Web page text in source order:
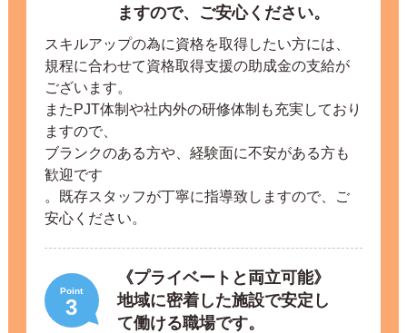
ますので、ご安心ください。
スキルアップの為に資格を取得したい方には、
規程に合わせて資格取得支援の助成金の支給が
ございます。
またPJT体制や社内外の研修体制も充実しており
ますので、
ブランクのある方や、経験面に不安がある方も
歓迎です
。既存スタッフが丁寧に指導致しますので、ご
安心ください。
Point
3
《プライベートと両立可能》
地域に密着した施設で安定し
て働ける職場です。